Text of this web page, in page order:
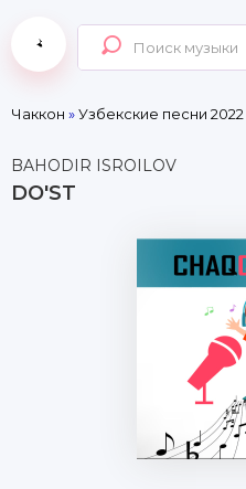
Чаккон »Узбекские песни 2022
BAHODIR ISROILOV
DO'ST